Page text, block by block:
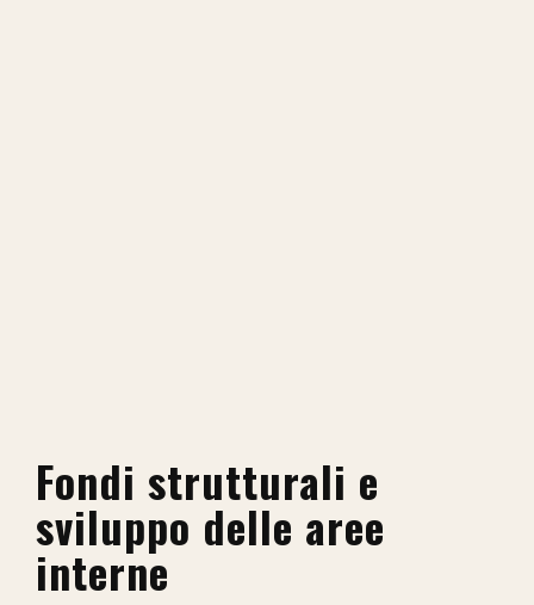
Fondi strutturali e
sviluppo delle aree
interne